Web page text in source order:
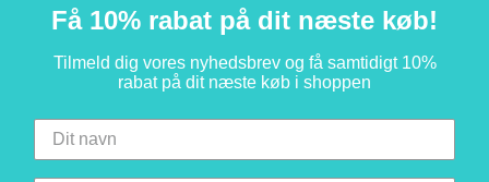
Få 10% rabat på dit næste køb!
Tilmeld dig vores nyhedsbrev og få samtidigt 10%
rabat på dit næste køb i shoppen